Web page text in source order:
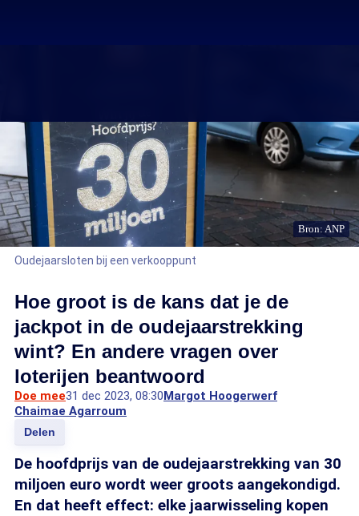
Bron: ANP
Oudejaarsloten bij een verkooppunt
Hoe groot is de kans dat je de
jackpot in de oudejaarstrekking
wint? En andere vragen over
loterijen beantwoord
Doe mee31 dec 2023, 08:30Margot Hoogerwerf
Chaimae Agarroum
Delen
De hoofdprijs van de oudejaarstrekking van 30
miljoen euro wordt weer groots aangekondigd.
En dat heeft effect: elke jaarwisseling kopen